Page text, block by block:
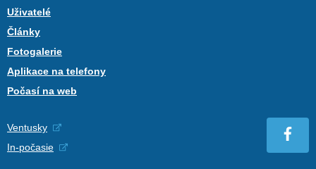
Uživatelé
Články
Fotogalerie
Aplikace na telefony
Počasí na web
Ventusky
In-počasie